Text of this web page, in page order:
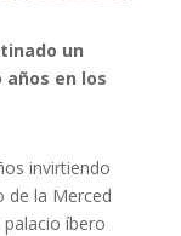
un
en los
invirtiendo
de la Merced
íbero